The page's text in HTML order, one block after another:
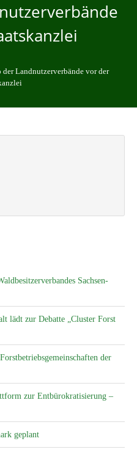
der Landnutzerverbände vor der
Sachsen-
lädt zur Debatte „Cluster Forst
der
zur Entbürokratisierung –
geplant